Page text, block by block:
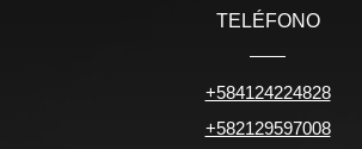
TELÉFONO
+584124224828
+582129597008